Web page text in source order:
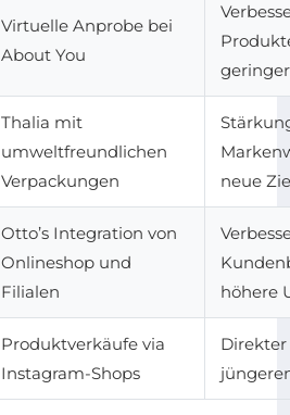
Virtuelle Anprobe bei
About You
Thalia mit
umweltfreundlichen
Verpackungen
neue
Otto’s Integration von
Onlineshop und
Filialen
höhere
Produktverkäufe via
Instagram-Shops